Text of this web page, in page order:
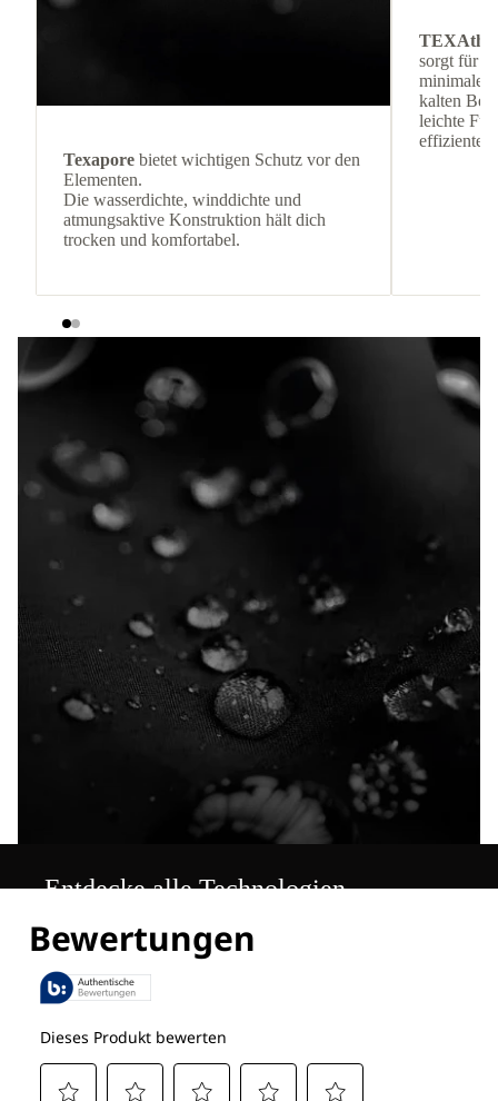
Texapore bietet wichtigen Schutz vor den
Elementen.
Die wasserdichte, winddichte und
atmungsaktive Konstruktion hält dich
trocken und komfortabel.
sorgt für
kalten
leichte
effiziente
Entdecke alle Technologien